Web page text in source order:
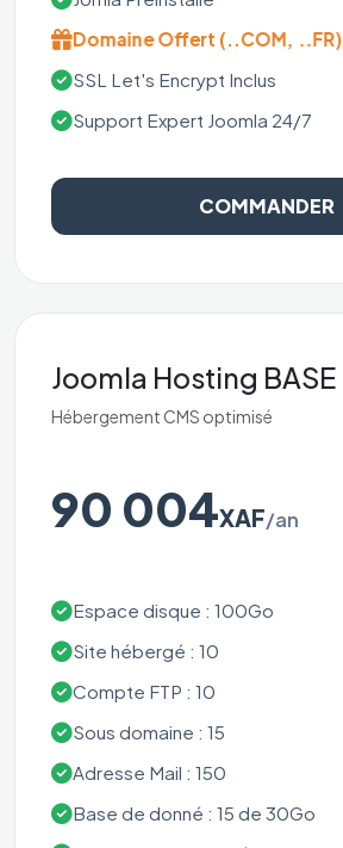
Domaine Offert (..COM, ..FR)
SSL Let's Encrypt Inclus
Support Expert Joomla 24/7
COMMANDER
Joomla Hosting BASE
Hébergement CMS optimisé
90 004XAF/an
Espace disque : 100Go
Site hébergé : 10
Compte FTP : 10
Sous domaine : 15
Adresse Mail : 150
Base de donné : 15 de 30Go